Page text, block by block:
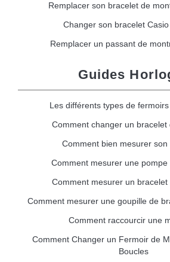
Remplacer son bracelet de
Changer son bracelet
Remplacer un passant de
Guides
Les différents types de
Comment changer un bracelet
Comment bien mesurer son
Comment mesurer une
Comment mesurer un
Comment mesurer une goupille de
Comment raccourcir une
Comment Changer un Fermoir de
Boucles